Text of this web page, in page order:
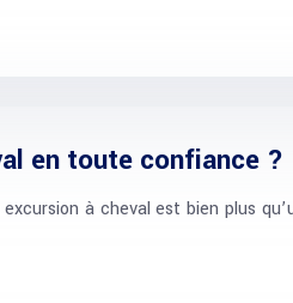
en toute confiance ?
à cheval est bien plus